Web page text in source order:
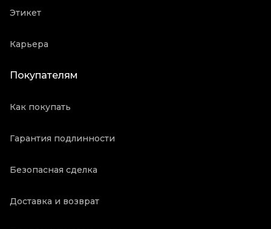
Этикет
Карьера
Покупателям
Как покупать
Гарантия подлинности
Безопасная сделка
Доставка и возврат